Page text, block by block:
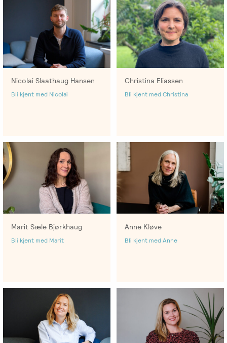
Nicolai Slaathaug Hansen
Bli kjent med Nicolai
Christina Eliassen
Bli kjent med Christina
Marit Sæle Bjørkhaug
Bli kjent med Marit
Anne Kløve
Bli kjent med Anne